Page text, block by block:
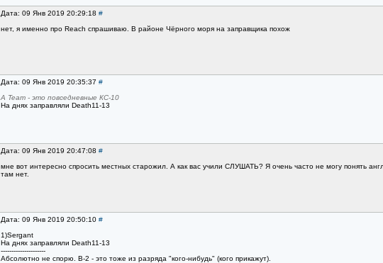
Дата: 09 Янв 2019 20:29:18 #
нет, я именно про Reach спрашиваю. В районе Чёрного моря на заправщика похож
Дата: 09 Янв 2019 20:35:37 #
А Team - это повседневные КС-10
На днях заправляли Death11-13
Дата: 09 Янв 2019 20:47:08 #
мне вот интересно спросить местных старожил. А как вас учили СЛУШАТЬ? Я очень часто не могу понять
там нет.
Дата: 09 Янв 2019 20:50:10 #
1)Sergant
На днях заправляли Death11-13
---------------------
Абсолютно не спорю. В-2 - это тоже из разряда "кого-нибудь" (кого прикажут).